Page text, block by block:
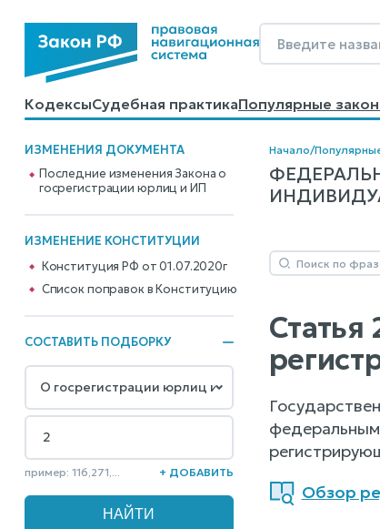
КодексыСудебная практикаПопулярные
КалькуляторыСправочные материалы
ИЗМЕНЕНИЯ ДОКУМЕНТА
Последние изменения Закона о
госрегистрации юрлиц и ИП
ИЗМЕНЕНИЕ КОНСТИТУЦИИ
Конституция РФ от 01.07.2020г
Cписок поправок в Конституцию
СОСТАВИТЬ ПОДБОРКУ
пример: 116,271,... + ДОБАВИТЬ
Начало/
федеральным
Обзор